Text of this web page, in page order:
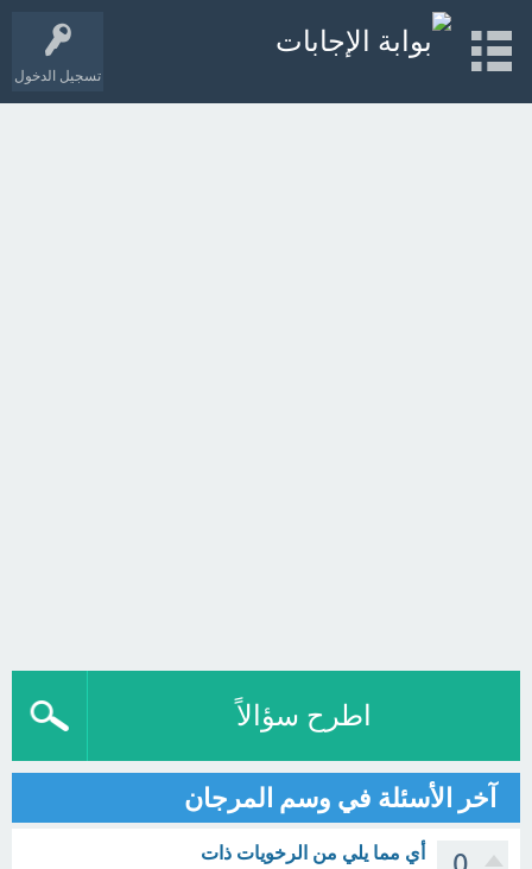
تسجيل الدخول
اطرح سؤالاً
آخر الأسئلة في وسم المرجان
أي مما يلي من الرخويات ذات